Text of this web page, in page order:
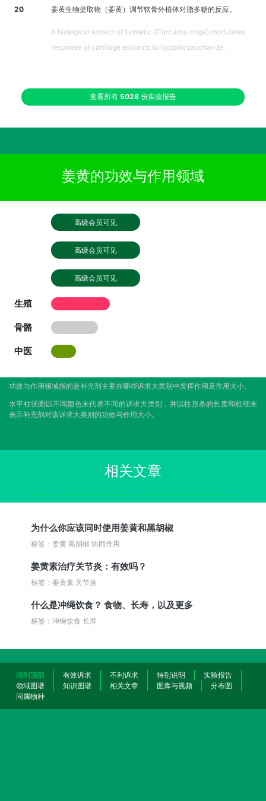
20 姜黄生物提取物（姜黄）调节软骨外植体对脂多糖的反应。
A biological extract of turmeric (Curcuma longa) modulates
response of cartilage explants to lipopolysaccharide.
查看所有 5028 份实验报告
姜黄的功效与作用领域
高级会员可见
高级会员可见
高级会员可见
生殖
骨骼
中医
功效与作用领域指的是补充剂主要在哪些诉求大类别中发挥作用及作用大小。
水平柱状图以不同颜色来代表不同的诉求大类别，并以柱形条的长度和粗细来
表示补充剂对该诉求大类别的功效与作用大小。
相关文章
为什么你应该同时使用姜黄和黑胡椒
标签：姜黄 黑胡椒 协同作用
姜黄素治疗关节炎：有效吗？
标签：姜黄素 关节炎
什么是冲绳饮食？ 食物、长寿，以及更多
标签：冲绳饮食 长寿
回到顶部 有效诉求 不利诉求 特别说明
实验报告
领域图谱
知识图谱 相关文章 图库与视频
分布图
同属物种